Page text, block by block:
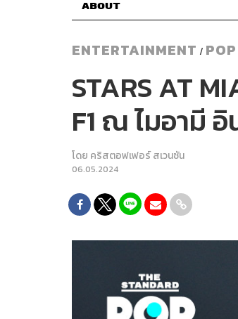
ABOUT
ENTERTAINMENT / POP
STARS AT
F1 ณ ไมอามี
โดย คริสตอฟเฟอร์ สเวนซัน
06.05.2024